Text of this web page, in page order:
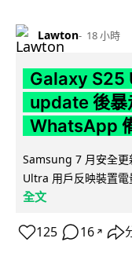
Lawton 18 小時
Galaxy S25
update 後暴
WhatsApp
Samsung 7 月安全
Ultra 用戶反映裝置
全文
125 16 ↗